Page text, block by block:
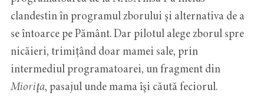
clandestin în programul zborului şi alternativa de a
se întoarce pe Pământ. Dar pilotul alege zborul spre
nicăieri, trimițând doar mamei sale, prin
intermediul programatoarei, un fragment din
Mioriţa, pasajul unde mama îşi căută feciorul.